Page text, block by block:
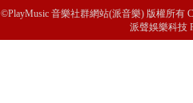
©PlayMusic 音樂社群網站(派音樂) 版權所有
派聲娛樂科技